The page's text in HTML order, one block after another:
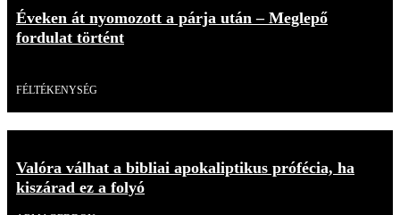
Éveken át nyomozott a párja után – Meglepő
fordulat történt
FÉLTÉKENYSÉG
Valóra válhat a bibliai apokaliptikus prófécia, ha
kiszárad ez a folyó